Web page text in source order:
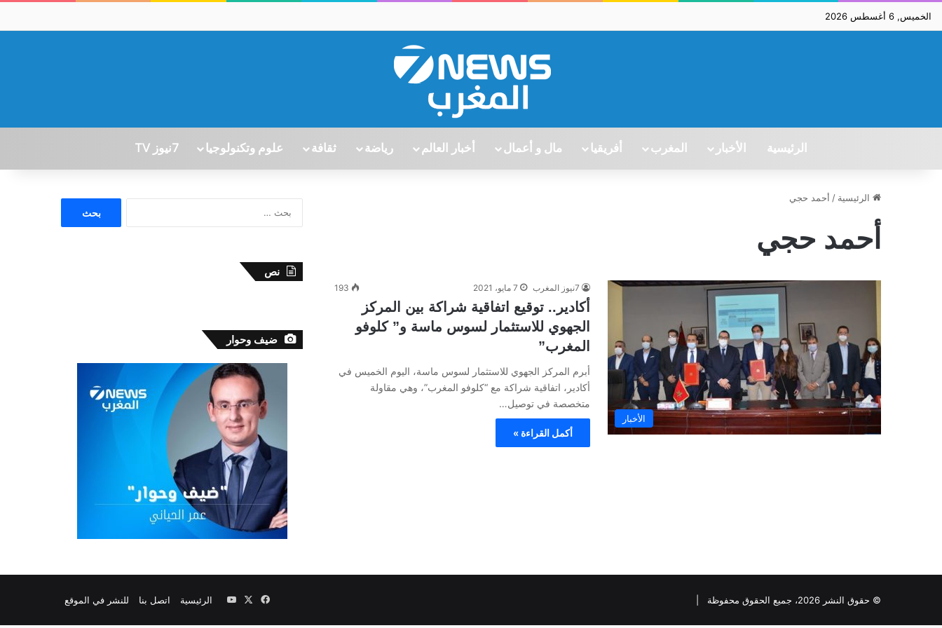
الخميس, 6 أغسطس 2026
الرئيسية الأخبار المغرب أفريقيا مال و أعمال أخبار العالم رياضة ثقافة علوم وتكنولوجيا 7نيوز TV
الرئيسية / أحمد حجي
أحمد حجي
الأخبار
7نيوز المغرب 7 مايو، 2021 193
أكادير.. توقيع اتفاقية شراكة بين المركز
الجهوي للاستثمار لسوس ماسة و” كلوفو
المغرب”
أبرم المركز الجهوي للاستثمار لسوس ماسة، اليوم الخميس في
أكادير، اتفاقية شراكة مع “كلوفو المغرب”، وهي مقاولة
متخصصة في توصيل…
أكمل القراءة »
نص
ضيف وحوار
© حقوق النشر 2026، جميع الحقوق محفوظة | الرئيسية اتصل بنا للنشر في الموقع فيسبوك ‫YouTube